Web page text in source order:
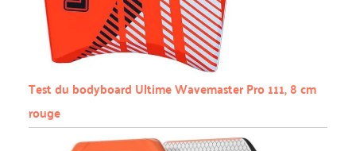
Test du bodyboard Ultime Wavemaster Pro 111, 8 cm
rouge